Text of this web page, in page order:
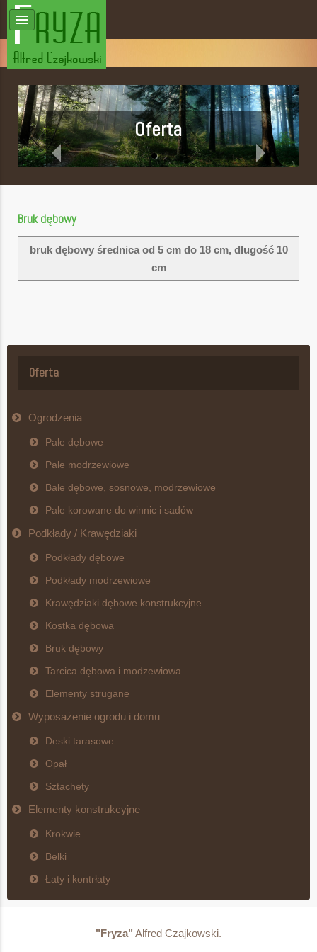
Oferta
"Fryza" Alfred
Czajkowski
Bruk dębowy
bruk dębowy średnica od 5 cm do 18 cm, długość 10
cm
Oferta
Ogrodzenia
Pale dębowe
Pale modrzewiowe
Bale dębowe, sosnowe, modrzewiowe
Pale korowane do winnic i sadów
Podkłady / Krawędziaki
Podkłady dębowe
Podkłady modrzewiowe
Krawędziaki dębowe konstrukcyjne
Kostka dębowa
Bruk dębowy
Tarcica dębowa i modzewiowa
Elementy strugane
Wyposażenie ogrodu i domu
Deski tarasowe
Opał
Sztachety
Elementy konstrukcyjne
Krokwie
Belki
Łaty i kontrłaty
"Fryza" Alfred Czajkowski.